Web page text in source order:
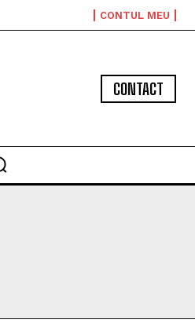
CONTUL MEU
CONTACT